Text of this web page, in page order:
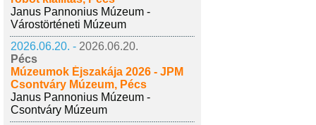
Janus Pannonius Múzeum -
Várostörténeti Múzeum
2026.06.20. - 2026.06.20.
Pécs
Múzeumok Éjszakája 2026 - JPM
Csontváry Múzeum, Pécs
Janus Pannonius Múzeum -
Csontváry Múzeum